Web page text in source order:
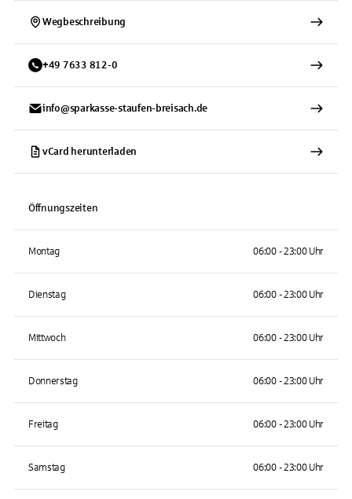
Wegbeschreibung
+49 7633 812-0
info@sparkasse-staufen-breisach.de
vCard herunterladen
Öffnungszeiten
Montag 06:00 - 23:00 Uhr
Dienstag 06:00 - 23:00 Uhr
Mittwoch 06:00 - 23:00 Uhr
Donnerstag 06:00 - 23:00 Uhr
Freitag 06:00 - 23:00 Uhr
Samstag 06:00 - 23:00 Uhr